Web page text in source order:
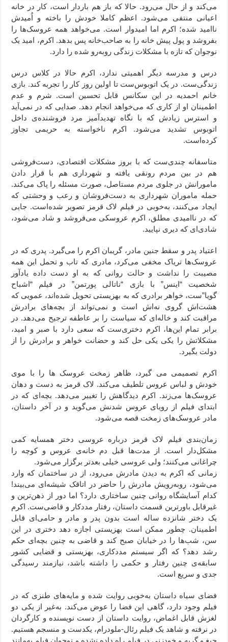
می‌کند و از حال می‌رود. حالا که باز هم باردار است،‌ کار در خانه
اعیانی منتفی می‌شود. اعظم کاملا خودش را باخته و اُمیدش
ناامید شده؛ اکرم اما امیدوار است. می‌خواهد همه عروسک‌ها را
بفروشد و پول پیش خانه را به صاحب‌خانه پس بدهد. اکرم، امید یک
نوجوان که تازه با مشکلات زندگی روبه‌رو شده را دارد.
درس و مدرسه دیگر اهمیتی ندارد، اکرم حالا در کلاس درس
زندگی‌ست. در یک اتوبوس‌ست تا اولین روز کار را تجربه کند. بازی
خانم احمدیه در این سکانس قابل تحسین است. شرم و عدم
اطمینان او از کاری که می‌خواهد انجام دهد. صدایی که در نمی‌آید
و استرس زیادش که با نگاه تهدیدآمیز مرد فروشنده‌ی داخل
اتوبوس تشدید می‌شود. اکرم ناخواسته به حریمی تجاوز
کرده‌است.
متاسفانه چندی‌ست که با بروز مشکلات اقتصادی، دست‌فروشی
هم در بین مردم رونقی یافته و شهرداری هم با قرار دادن
مامورانش در جلوی مردم مستاصل، صورت مسئله را پاک می‌کند.
حمله ماموران شهرداری به دست‌فروشان و رعب و وحشتی که
ایجاد می‌کنند، به‌خوبی در فیلم لاک قرمز تصویر شده‌است. جایی
که در ناامیدی مطلق، اکرم عروسکی می‌فروشد و شاد می‌شود،
شادی‌ای که دیری نپایید.
اعتیاد پدر و سقط جنین مادر، گریبان اکرم را می‌گیرد. پدری که در
عروسک‌ها تریاک مخفی می‌کرد، مادری که تاب و تحمل این همه
مصیبت را نداشت و حالت روانی که به او دست داده یادآور
شخصیت “اینس” با بازی “ناتالی پورتمن” در فیلم “اشباح
گویا”ست،‌ خواهر برادری که به بهزیستی تحویل شده‌اند، عمویی که
هشت‌اش گروی نه‌اش است و نمی‌تواند از بچه‌های برادرش
مراقبت کند و خاله‌ای که سیاست را بر عاطفه ترجیح می‌دهد. در
برابر تمام این‌ها، اکرم دختری‌ست که سعی دارد با صبر و امید،
مشکلاتش را یکی یکی حل کند و حضانت خواهر و برادرش را از
دولت بگیرد.
اکرم تصمیمی می گیرد، ظاهر زمخت عروسک ها را با موی
خودش و لباس عروس تلطیف می‌کند. لاک قرمز به دست و دهان
عروسک‌ها می‌زند. اکرم دیدگاهش را تغییر می‌دهد. بچه‌ای که در
ابتدای فیلم از رویای عروس شدنش می‌گوید و در آخر داستان،
مادر عروسک‌های زمخت قصه می‌شود.
زمان‌بندی فیلم لاک قرمز درباره عروسی دختر همسایه کمی
مشکل‌دار است. از مدت‌ها قبل دم خانه‌ی عروس و کوچه را
چراغانی می‌کنند؛ ولی عروسی خیلی بعدتر برگزار می‌شود.
زمانی که اکرم به دیدن مادرش می‌رود، از در ساختمان که وارد
می‌شود، روبه‌رویش مادرش را حاضر در اتاقک شیشه‌ای می‌بیند!
کدام آسایشگاه روانی چنین ساختاری دارد؟ اما دور از ذهن‌ترین و
غیرقابل باورترین قسمت داستان، رفتار مددکار و قاضی‌ست. اکرم
یک دختر شانزده ساله است بدون پدر و مادر و حامی‌ای قابل
اطمینان. چطور ممکن است بهزیستی اجازه دهد دختری در این
سن، شب‌ها را در خیابان صبح کند و قاضی به چنین بچه‌ای حکم
رشد دهد؟ که اگر سیستم مددکاری، بهزیستی و قضایی کشور
سابقه‌ی چنین رفتار و حکمی را داشته باشد، نیازمند رسیدگی
جدی و سریع است.
فضای سیاه داستان به‌خوبی روایت شده و مایه‌های طنزی که در
فیلم وجود دارد، گاهی این فضا را عوض می‌کند. به‌غیر از یکی دو
لغزش قابل اغماض، روایت داستان از دست نویسنده و کارگردان
در نرفته و شاهد یک فیلم رئال-ملودرام، یکدست و منسجم هستیم.
جیغ و گریه و خودزنی در فیلم راه داده نشده و نوجوان فیلم به‌مانند